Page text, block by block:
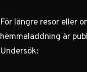
För längre resor eller
hemmaladdning är
Undersök: